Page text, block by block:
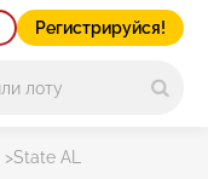
Регистрируйся!
>State AL